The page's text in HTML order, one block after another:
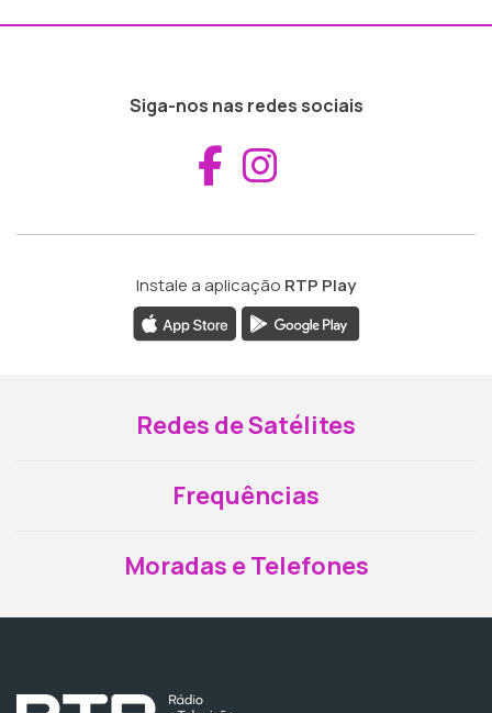
Siga-nos nas redes sociais
Aceder ao
Instale a aplicação RTP Play
Redes de Satélites
Frequências
Moradas e Telefones